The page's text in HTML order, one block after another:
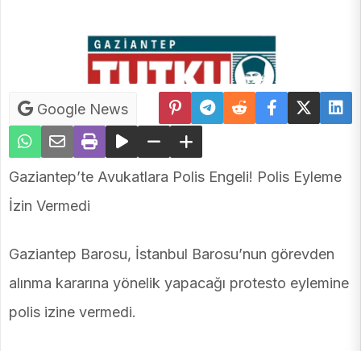
Google News
Gaziantep’te Avukatlara Polis Engeli! Polis Eyleme
İzin Vermedi
Gaziantep Barosu, İstanbul Barosu’nun görevden
alınma kararına yönelik yapacağı protesto eylemine
polis izine vermedi.